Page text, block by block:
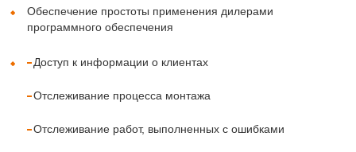
Обеспечение простоты применения дилерами
программного обеспечения
Доступ к информации о клиентах
Отслеживание процесса монтажа
Отслеживание работ, выполненных с ошибками